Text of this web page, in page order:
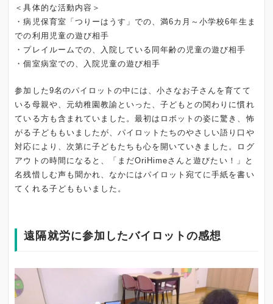
＜具体的な活動内容＞
・病児保育室「つりーはうす」での、満6カ月～小学校6年生ま
での利用児童の遊び相手
・プレイルームでの、入院している同年齢の児童の遊び相手
・個室病室での、入院児童の遊び相手
参加した9名のパイロットの中には、小さなお子さんを育てて
いる母親や、元幼稚園教諭といった、子どもとの関わりに慣れ
ている方も含まれていました。最初はロボットの姿に驚き、怖
がる子どももいましたが、パイロットたちのやさしい語り口や
対応により、次第に子どもたちも心を開いていきました。ログ
アウトの時間になると、「まだOriHimeさんと遊びたい！」と
名残惜しむ声も聞かれ、なかにはパイロット宛てに手紙を書い
てくれる子どももいました。
遠隔就労に参加したバイロットの感想